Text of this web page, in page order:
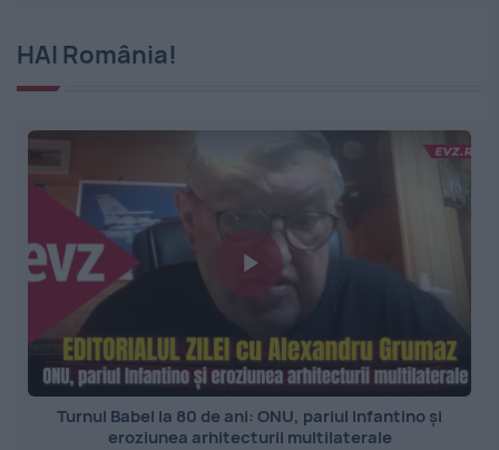
HAI România!
Turnul Babel la 80 de ani: ONU, pariul Infantino și
eroziunea arhitecturii multilaterale